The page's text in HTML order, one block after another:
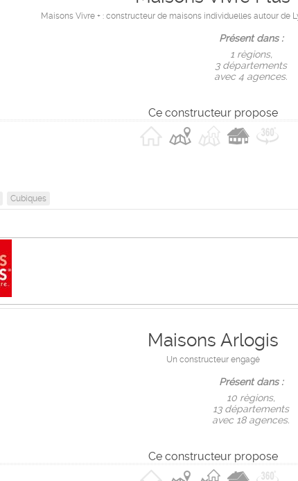
Maisons Vivre + : constructeur de maisons individuelles autour de
Présent dans :
1 règions,
3 départements
avec 4 agences.
Ce constructeur propose
Cubiques
Maisons Arlogis
Un constructeur engagé
Présent dans :
10 règions,
13 départements
avec 18 agences.
Ce constructeur propose